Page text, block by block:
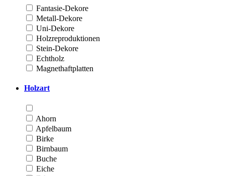
Fantasie-Dekore
Metall-Dekore
Uni-Dekore
Holzreproduktionen
Stein-Dekore
Echtholz
Magnethaftplatten
Holzart
Ahorn
Apfelbaum
Birke
Birnbaum
Buche
Eiche